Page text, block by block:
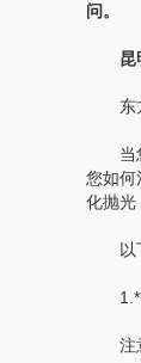
问。
昆明
东方
当您
您如何
化抛光
以下
1.**
注意